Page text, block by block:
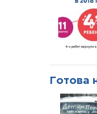
Готова